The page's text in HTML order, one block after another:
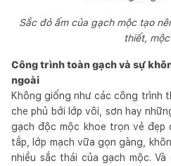
Sắc đỏ ấm của gạch mộc tạo
thiết,
Công trình toàn gạch và sự
ngoài
Không giống như các công trình
che phủ bới lớp vôi, sơn hay
gạch độc mộc khoe trọn vẻ đẹp
tắp, lớp mạch vữa gọn gàng,
nhiều sắc thái của gạch mộc.